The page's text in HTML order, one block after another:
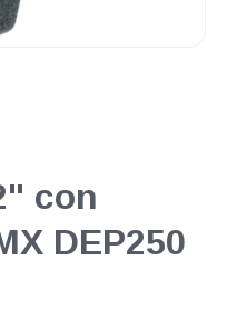
con
DEP250